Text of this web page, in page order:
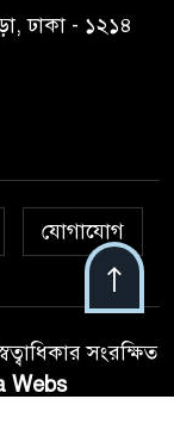
নাগরিক আটক
ঢাকা - ১২১৪
যোগাযোগ
সংরক্ষিত
Webs